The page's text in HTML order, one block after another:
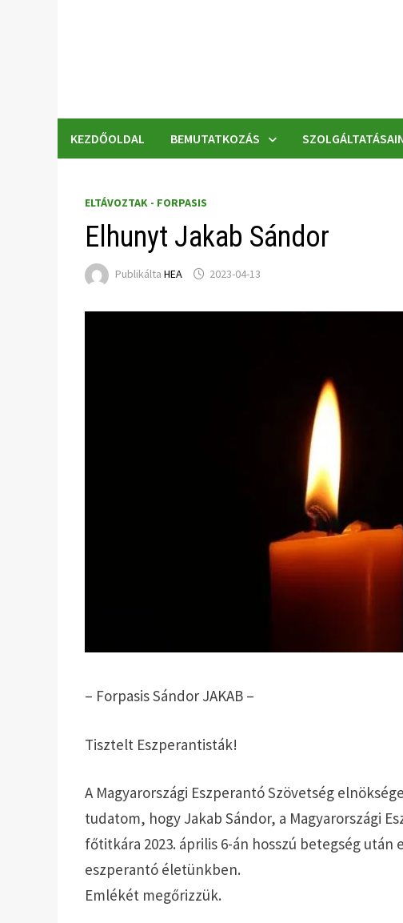
KEZDŐOLDAL BEMUTATKOZÁS
ELTÁVOZTAK - FORPASIS
Elhunyt Jakab Sándor
PublikáltaHEA 2023-04-13
– Forpasis Sándor JAKAB –
Tisztelt Eszperantisták!
A Magyarországi Eszperantó Szövetség
tudatom, hogy Jakab Sándor, a Magyarországi
főtitkára 2023. április 6-án hosszú betegség után
eszperantó életünkben.
Emlékét megőrizzük.